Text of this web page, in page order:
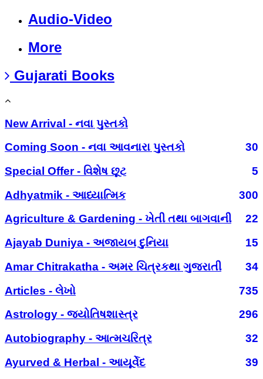
Audio-Video
More
Gujarati Books
New Arrival - નવા પુસ્તકો
Coming Soon - નવા આવનારા પુસ્તકો
30
Special Offer - વિશેષ છૂટ
5
Adhyatmik - આધ્યાત્મિક
300
Agriculture & Gardening - ખેતી તથા બાગવાની
22
Ajayab Duniya - અજાયબ દુનિયા
15
Amar Chitrakatha - અમર ચિત્રકથા ગુજરાતી
34
Articles - લેખો
735
Astrology - જ્યોતિષશાસ્ત્ર
296
Autobiography - આત્મચરિત્ર
32
Ayurved & Herbal - આયૂર્વેદ
39